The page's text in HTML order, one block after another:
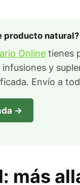
producto natural?
Online tienes
infusiones y
Envío a
→
más